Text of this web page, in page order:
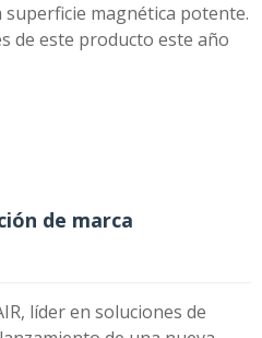
magnética potente.
de este producto este año
de marca
líder en soluciones de